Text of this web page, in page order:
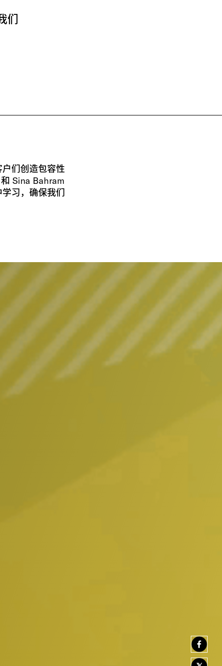
们
们创造包容性
Sina Bahram
习，确保我们